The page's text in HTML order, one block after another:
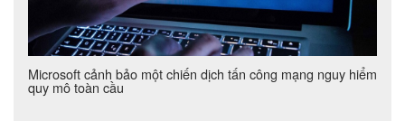
Microsoft cảnh bảo một chiến dịch tấn công mạng nguy hiểm
quy mô toàn cầu